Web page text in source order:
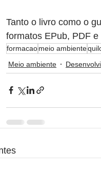
Tanto o livro como o
formatos EPub, PDF
formacaomeio ambiente
Meio ambiente